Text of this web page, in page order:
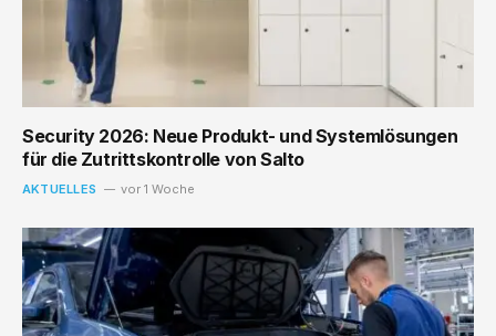
Security 2026: Neue Produkt- und Systemlösungen
für die Zutrittskontrolle von Salto
AKTUELLES vor 1 Woche